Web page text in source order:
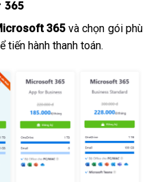
365và chọn gói phù
tiến hành thanh toán.